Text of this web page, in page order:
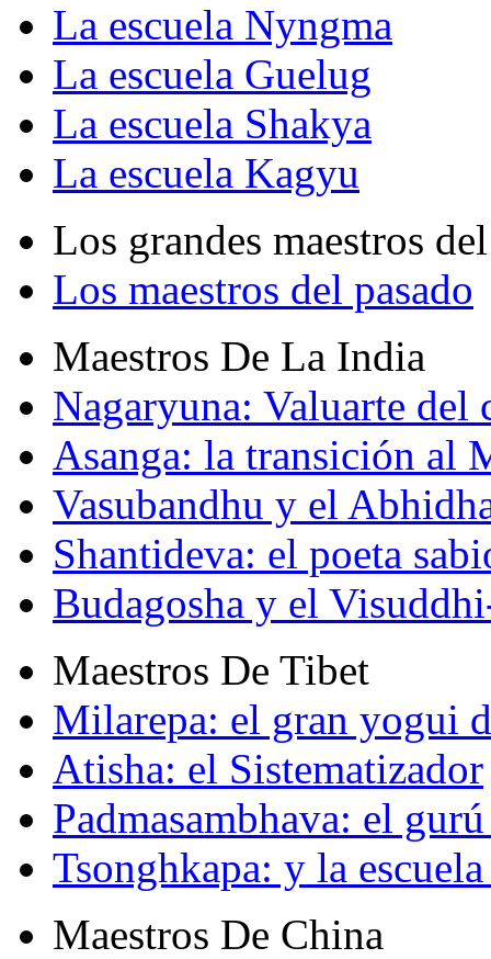
La escuela Nyngma
La escuela Guelug
La escuela Shakya
La escuela Kagyu
Los grandes maestros
Los maestros del pasado
Maestros De La India
Nagaryuna: Valuarte del
Asanga: la transición al
Vasubandhu y el
Shantideva: el poeta
Budagosha y el
Maestros De Tibet
Milarepa: el gran yogui
Atisha: el Sistematizador
Padmasambhava: el
Tsonghkapa: y la
Maestros De China